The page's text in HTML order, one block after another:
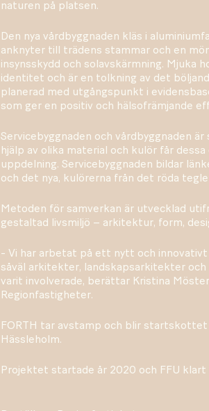
naturen på platsen.
Den nya vårdbyggnaden kläs i
anknyter till trädens stammar och en
insynsskydd och solavskärmning. Mjuka
identitet och är en tolkning av det
planerad med utgångspunkt i
som ger en positiv och hälsofrämjande
Servicebyggnaden och vårdbyggnaden
hjälp av olika material och kulör får
uppdelning. Servicebyggnaden bildar
och det nya, kulörerna från det röda
Metoden för samverkan är utvecklad
gestaltad livsmiljö – arkitektur, form,
- Vi har arbetat på ett nytt och
såväl arkitekter, landskapsarkitekter
varit involverade, berättar Kristina
Regionfastigheter.
FORTH tar avstamp och blir
Hässleholm.
Projektet startade år 2020 och FFU klart